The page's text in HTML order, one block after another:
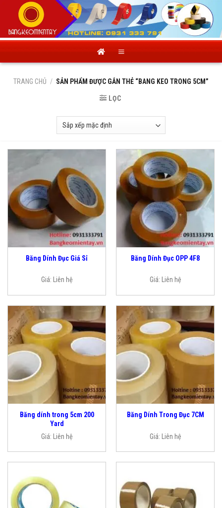
content
TRANG CHỦ / SẢN PHẨM ĐƯỢC GẮN THẺ “BANG KEO TRONG 5CM”
LỌC
Băng Dính Đục Giá Sỉ
Giá: Liên hệ
Băng Dính Đục OPP 4F8
Giá: Liên hệ
Băng dính trong 5cm 200
Yard
Giá:
Liên hệ
Băng Dính Trong Đục 7CM
Giá: Liên hệ